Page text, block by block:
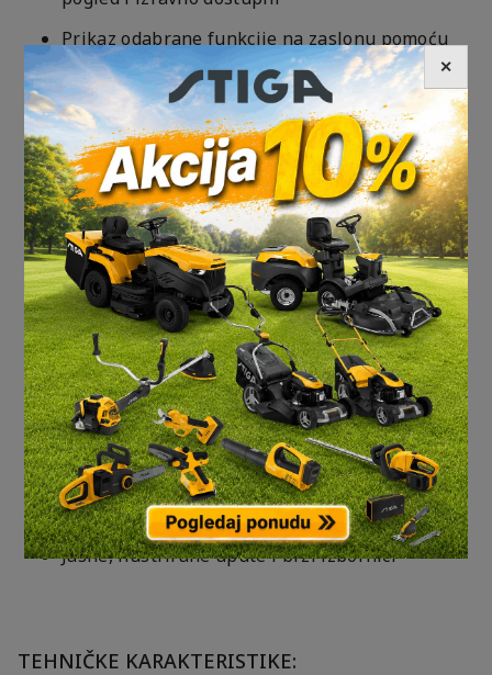
Prikaz odabrane funkcije na zaslonu pomoću
grafičke podrške
Opsežan izbornik pomoći sa savjetima i
objašnjenjima
Xbutton za individualnu autorizaciju pristupa
USB sučelje za ažuriranja softvera i kopiranje
Unaprijed instalirani jezici za korisnički
izbornik: BG / CN / CZ / DA / DE / EN / ES / FI /
FR / HR / HU / IT / NL / PL / PT / RO / RU / SE /
SL / TR
Grafičko podešavanje svih parametara u
dijagramu toka
Vizualna podrška za podešavanje parametara
Sve važne funkcije bez podmenija dostupne su
izravno na početnom zaslonu
Jasne, ilustrirane upute i brzi izbornici
TEHNIČKE KARAKTERISTIKE:
✕